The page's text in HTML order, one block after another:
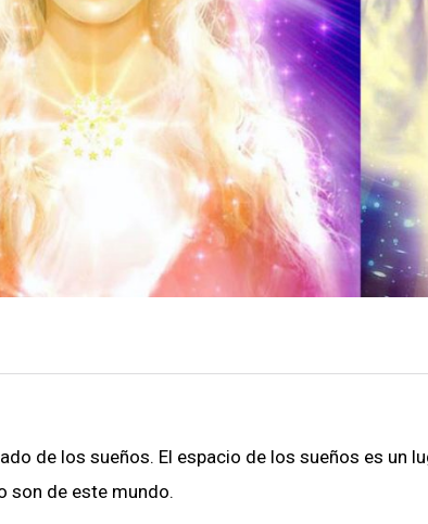
de los sueños. El espacio de los sueños es un
son de este mundo.